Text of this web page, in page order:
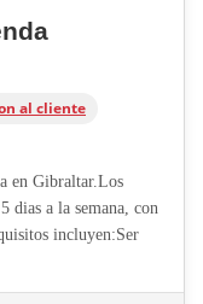
al cliente
en Gibraltar.Los
dias a la semana, con
incluyen:Ser